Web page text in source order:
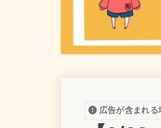
広告が含まれ